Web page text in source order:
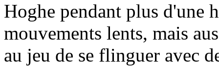
Hoghe pendant plus d'une
mouvements lents, mais
au jeu de se flinguer avec